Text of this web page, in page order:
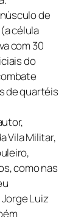
de
célula
com 30
do
de quartéis
Vila Militar,
como nas
Luiz